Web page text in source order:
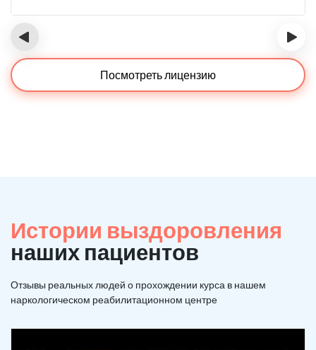
‹ ›
Посмотреть лицензию
Истории выздоровления
наших пациентов
Отзывы реальных людей о прохождении курса в нашем
наркологическом реабилитационном центре